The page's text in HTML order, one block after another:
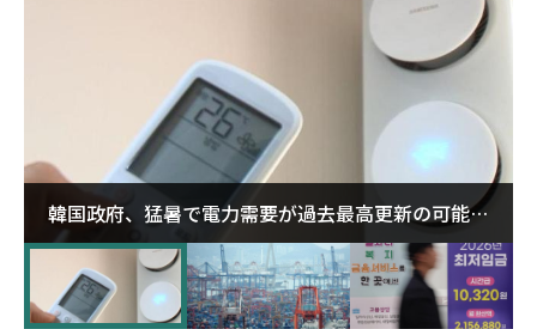
韓国政府、猛暑で電力需要が過去最高更新の可能性
に需給対応体制を点検